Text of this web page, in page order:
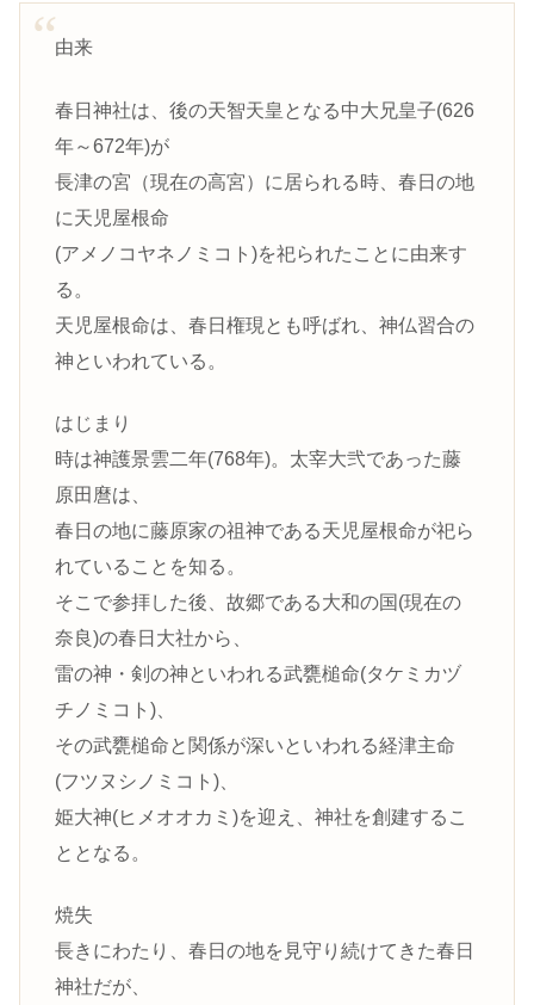
由来
春日神社は、後の天智天皇となる中大兄皇子(626
年～672年)が
長津の宮（現在の高宮）に居られる時、春日の地
に天児屋根命
(アメノコヤネノミコト)を祀られたことに由来す
る。
天児屋根命は、春日権現とも呼ばれ、神仏習合の
神といわれている。
はじまり
時は神護景雲二年(768年)。太宰大弐であった藤
原田麿は、
春日の地に藤原家の祖神である天児屋根命が祀ら
れていることを知る。
そこで参拝した後、故郷である大和の国(現在の
奈良)の春日大社から、
雷の神・剣の神といわれる武甕槌命(タケミカヅ
チノミコト)、
その武甕槌命と関係が深いといわれる経津主命
(フツヌシノミコト)、
姫大神(ヒメオオカミ)を迎え、神社を創建するこ
ととなる。
焼失
長きにわたり、春日の地を見守り続けてきた春日
神社だが、